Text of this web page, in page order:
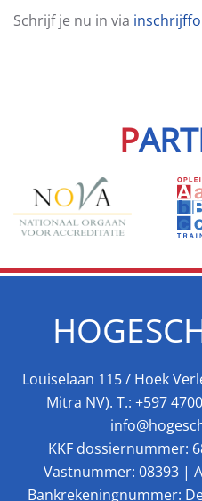
Schrijf je nu in via
P
Louiselaan 115 / Hoek
Mitra NV). T.: +597
KKF dossiernummer:
Vastnummer: 08393 |
Bankrekeningnummer: